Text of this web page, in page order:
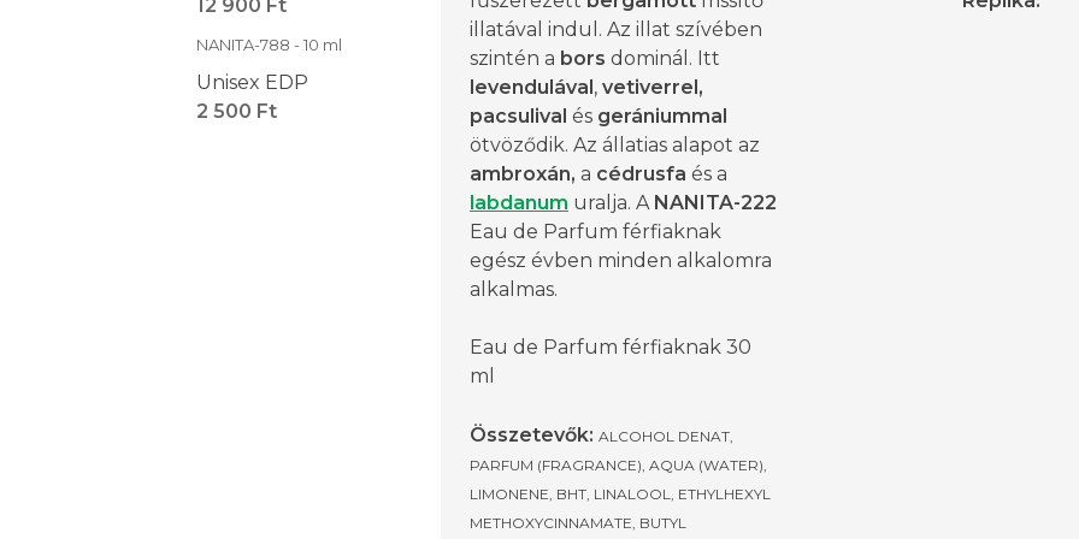
12 900 Ft
NANITA-788 - 10 ml
Unisex EDP
2 500 Ft
illatával indul. Az illat szívében
szintén a bors dominál. Itt
levendulával , vetiverrel,
pacsulival és gerániummal
ötvöződik. Az állatias alapot az
ambroxán, a cédrusfa és a
labdanum uralja. A NANITA-222
Eau de Parfum férfiaknak
egész évben minden alkalomra
alkalmas.
Eau de Parfum férfiaknak 30
ml
Összetevők: ALCOHOL DENAT,
PARFUM (FRAGRANCE), AQUA (WATER),
LIMONENE, BHT, LINALOOL, ETHYLHEXYL
METHOXYCINNAMATE, BUTYL